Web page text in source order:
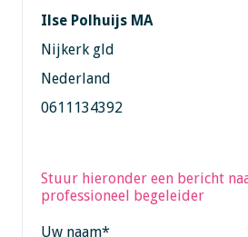
Ilse Polhuijs MA
Nijkerk gld
Nederland
0611134392
Stuur hieronder een bericht
professioneel begeleider
Uw naam*